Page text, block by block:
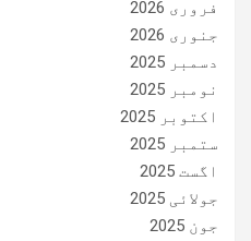
فروری 2026
جنوری 2026
دسمبر 2025
نومبر 2025
اکتوبر 2025
ستمبر 2025
اگست 2025
جولائی 2025
جون 2025